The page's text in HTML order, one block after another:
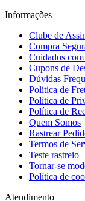
Informações
Clube de
Compra
Cuidados
Cupons de
Dúvidas
Política de
Política de
Política de
Quem Somos
Rastrear
Termos de
Teste rastreio
Tornar-se
Política de
Atendimento